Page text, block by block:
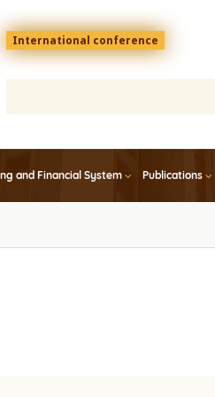
Menu
top
En
International conference
and Financial System Publications